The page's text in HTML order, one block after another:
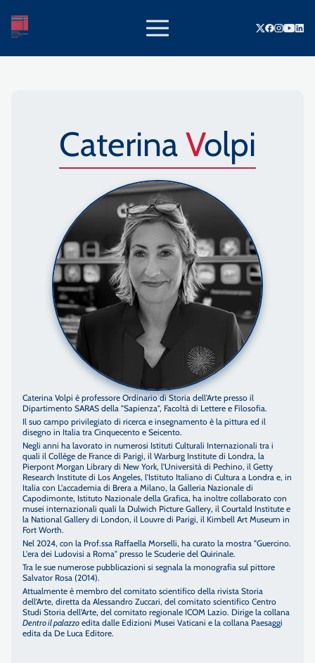
Caterina Volpi
Caterina Volpi è professore Ordinario di Storia dell'Arte presso il
Dipartimento SARAS della "Sapienza", Facoltà di Lettere e Filosofia.
Il suo campo privilegiato di ricerca e insegnamento è la pittura ed il
disegno in Italia tra Cinquecento e Seicento.
Negli anni ha lavorato in numerosi Istituti Culturali Internazionali tra i
quali il Collège de France di Parigi, il Warburg Institute di Londra, la
Pierpont Morgan Library di New York, l'Università di Pechino, il Getty
Research Institute di Los Angeles, l'Istituto Italiano di Cultura a Londra e, in
Italia con L'accademia di Brera a Milano, la Galleria Nazionale di
Capodimonte, Istituto Nazionale della Grafica, ha inoltre collaborato con
musei internazionali quali la Dulwich Picture Gallery, il Courtald Institute e
la National Gallery di London, il Louvre di Parigi, il Kimbell Art Museum in
Fort Worth.
Nel 2024, con la Prof.ssa Raffaella Morselli, ha curato la mostra "Guercino.
L'era dei Ludovisi a Roma" presso le Scuderie del Quirinale.
Tra le sue numerose pubblicazioni si segnala la monografia sul pittore
Salvator Rosa (2014).
Attualmente è membro del comitato scientifico della rivista Storia
dell'Arte, diretta da Alessandro Zuccari, del comitato scientifico Centro
Studi Storia dell'Arte, del comitato regionale ICOM Lazio. Dirige la collana
Dentro il palazzo edita dalle Edizioni Musei Vaticani e la collana Paesaggi
edita da De Luca Editore.